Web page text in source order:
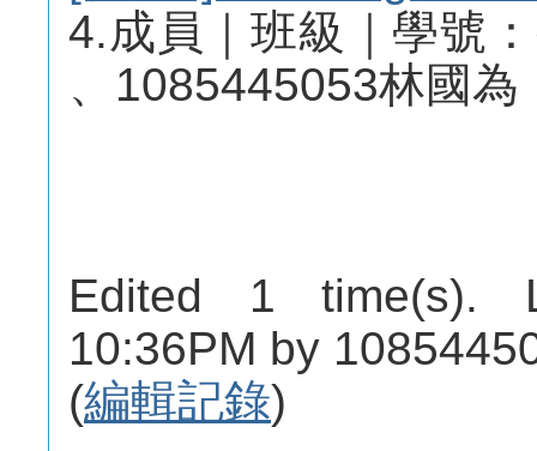
4.成員｜班級｜學號
、1085445053林國為
Edited 1 time(s).
10:36PM by
(編輯記錄)